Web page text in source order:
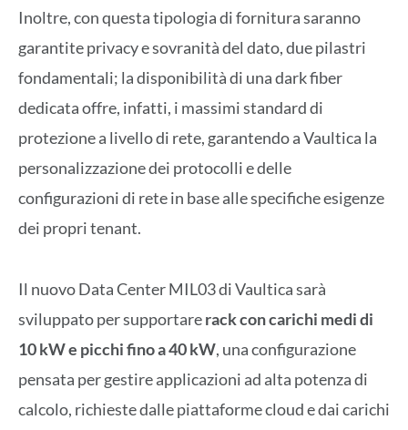
Inoltre, con questa tipologia di fornitura saranno
garantite privacy e sovranità del dato, due pilastri
fondamentali; la disponibilità di una dark fiber
dedicata offre, infatti, i massimi standard di
protezione a livello di rete, garantendo a Vaultica la
personalizzazione dei protocolli e delle
configurazioni di rete in base alle specifiche esigenze
dei propri tenant.
Il nuovo Data Center MIL03 di Vaultica sarà
sviluppato per supportarerack con carichi medi di
10 kW e picchi fino a 40 kW, una configurazione
pensata per gestire applicazioni ad alta potenza di
calcolo, richieste dalle piattaforme cloud e dai carichi